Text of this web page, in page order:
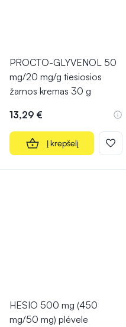
PROCTO-GLYVENOL 50
mg/20 mg/g tiesiosios
žarnos kremas 30 g
13,29 €
Į krepšelį
HESIO 500 mg (450
mg/50 mg) plėvele